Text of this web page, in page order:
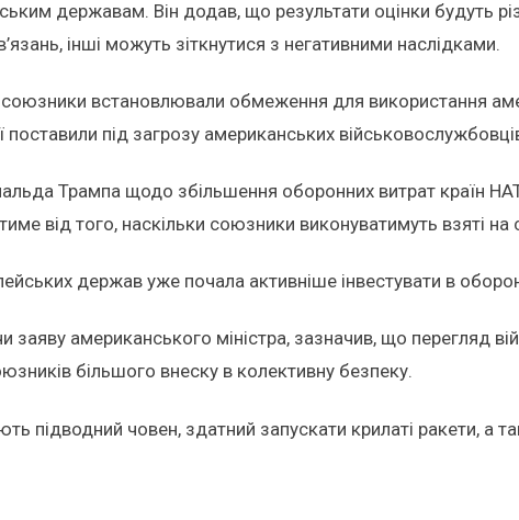
державам. Він додав, що результати оцінки будуть
інші можуть зіткнутися з негативними наслідками.
встановлювали обмеження для використання
поставили під загрозу американських
Трампа щодо збільшення оборонних витрат країн
від того, наскільки союзники виконуватимуть взяті на
держав уже почала активніше інвестувати в
американського міністра, зазначив, що перегляд
більшого внеску в колективну безпеку.
підводний човен, здатний запускати крилаті ракети, а